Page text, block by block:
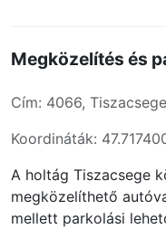
Megközelítés és
Cím: 4066, Tiszacsege
Koordináták:
A holtág Tiszacsege
megközelíthető
mellett parkolási